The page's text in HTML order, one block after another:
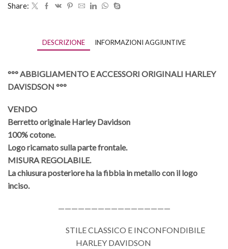
Share:
DESCRIZIONE INFORMAZIONI AGGIUNTIVE
°°° ABBIGLIAMENTO E ACCESSORI ORIGINALI HARLEY
DAVISDSON °°°
VENDO
Berretto originale Harley Davidson
100% cotone.
Logo ricamato sulla parte frontale.
MISURA REGOLABILE.
La chiusura posteriore ha la fibbia in metallo con il logo
inciso.
—————————————————
STILE CLASSICO E INCONFONDIBILE
HARLEY DAVIDSON